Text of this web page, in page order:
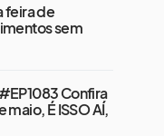
feira de
sem
#EP1083 Confira
É ISSO AÍ,